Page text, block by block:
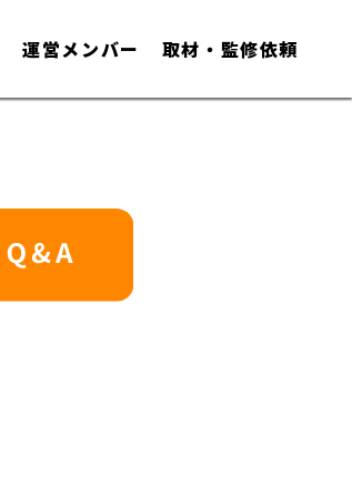
運営メンバー 取材・監修依頼